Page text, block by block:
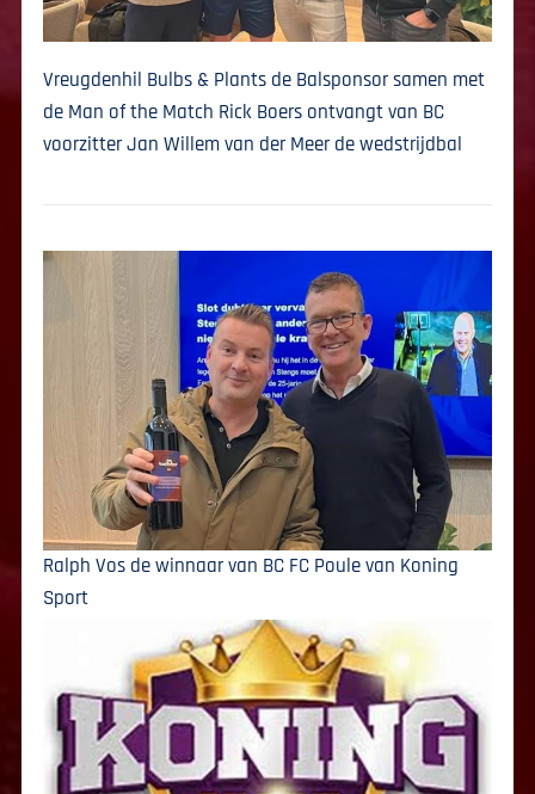
Vreugdenhil Bulbs & Plants de Balsponsorsamen met
de Man of the Match Rick Boers ontvangt van BC
voorzitter Jan Willem van der Meer de wedstrijdbal
Ralph Vos de winnaar van BC FC Poule van Koning
Sport